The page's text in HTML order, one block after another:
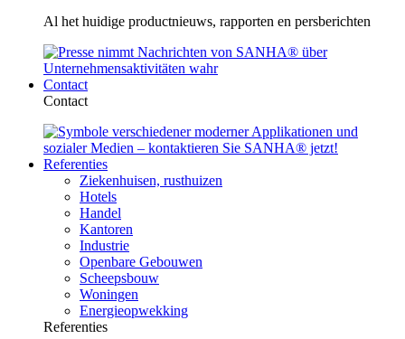
Al het huidige productnieuws, rapporten en persberichten
Contact
Contact
Referenties
Ziekenhuisen, rusthuizen
Hotels
Handel
Kantoren
Industrie
Openbare Gebouwen
Scheepsbouw
Woningen
Energieopwekking
Referenties